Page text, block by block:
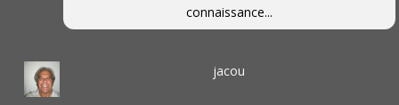
connaissance...
jacou